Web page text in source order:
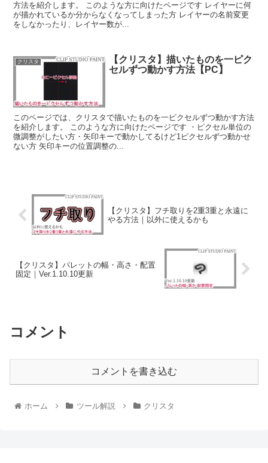
方法を紹介します。 このような方に向けたページです レイヤーに何
が描かれているか分からなくなってしまった方 レイヤーの名前変更
をしなかったり、レイヤー数が...
クリスタ
【クリスタ】描いたものを一ピク
セルずつ動かす方法【PC】
このページでは、クリスタで描いたものを一ピクセルずつ動かす方法
を紹介します。 このような方に向けたページです ・ピクセル単位の
微調整がしたい方・矢印キーで動かしてるけど1ピクセルずつ動かせ
ない方 矢印キーの位置調整の...
【クリスタ】フチ取りを2重3重と永遠に
やる方法｜以外に使えるかも
【クリスタ】パレットの幅・高さ・配置
固定｜Ver.1.10.10更新
コメント
コメントを書き込む
ホーム ツール解説 クリスタ